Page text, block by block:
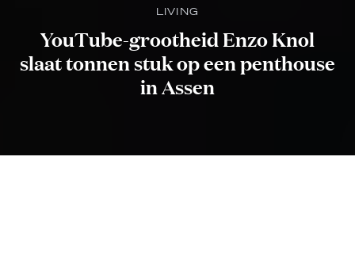
LIVING
YouTube-grootheid Enzo Knol
slaat tonnen stuk op een penthouse
in Assen